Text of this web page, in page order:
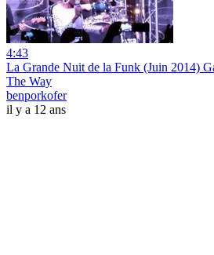
4:43
La Grande Nuit de la Funk (Juin 2014)
The Way
benporkofer
il y a 12 ans